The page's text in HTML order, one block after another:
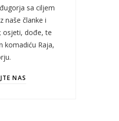
sa ciljem
naše članke i
osjeti, dođe, te
komadiću Raja,
NAS